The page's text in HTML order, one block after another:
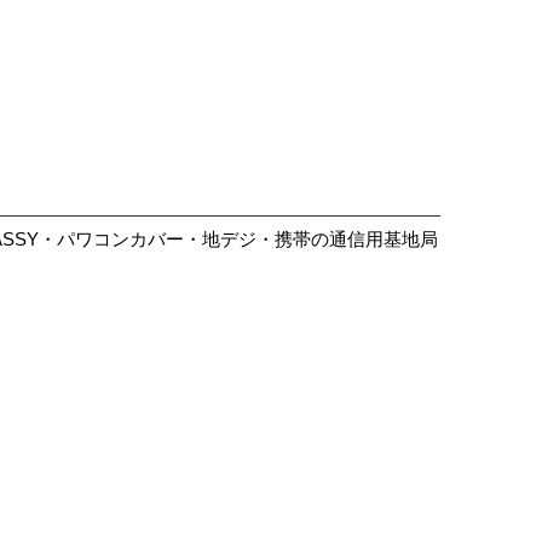
・パワコンカバー・地デジ・携帯の通信用基地局